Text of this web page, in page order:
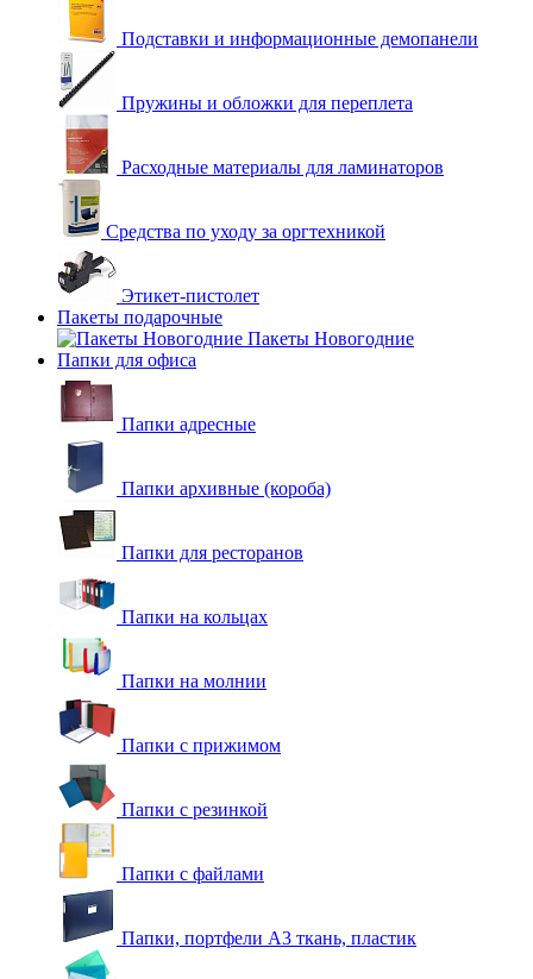
Подставки и информационные демопанели
Пружины и обложки для переплета
Расходные материалы для ламинаторов
Средства по уходу за оргтехникой
Этикет-пистолет
Пакеты подарочные
Пакеты Новогодние
Папки для офиса
Папки адресные
Папки архивные (короба)
Папки для ресторанов
Папки на кольцах
Папки на молнии
Папки с прижимом
Папки с резинкой
Папки с файлами
Папки, портфели А3 ткань, пластик